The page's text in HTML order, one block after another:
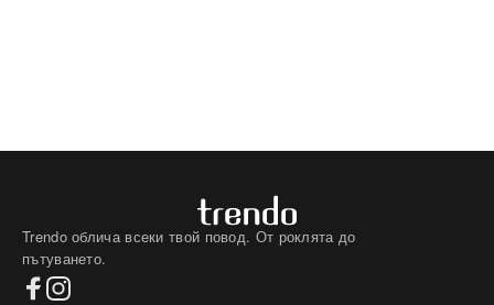
Trendo облича всеки твой повод. От роклята до
пътуването.